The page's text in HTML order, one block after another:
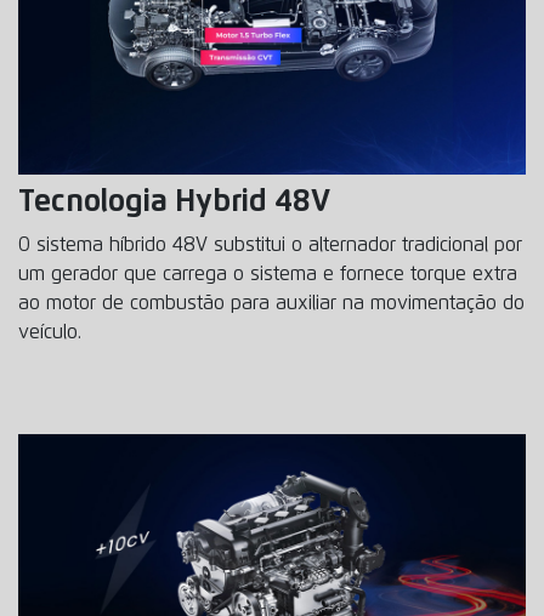
Tecnologia Hybrid 48V
O sistema híbrido 48V substitui o alternador tradicional por
um gerador que carrega o sistema e fornece torque extra
ao motor de combustão para auxiliar na movimentação do
veículo.